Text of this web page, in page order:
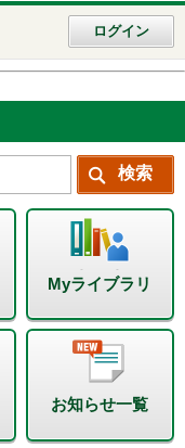
ログイン
Myライブラリ
お知らせ一覧